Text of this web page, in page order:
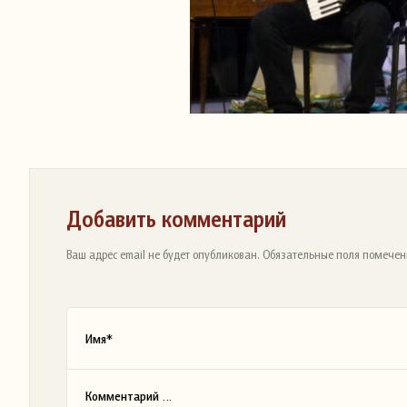
Добавить комментарий
Ваш адрес email не будет опубликован. Обязательные поля